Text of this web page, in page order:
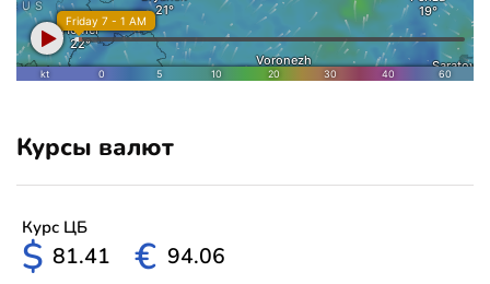
Курсы валют
Курс ЦБ
$ 81.41 € 94.06